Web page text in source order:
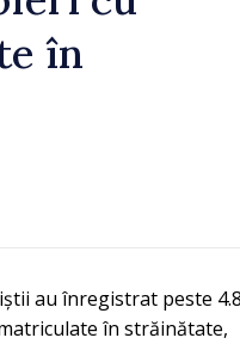
în
au înregistrat peste
în străinătate,